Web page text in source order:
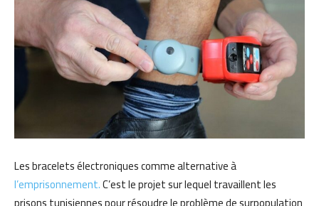
Les bracelets électroniques comme alternative à
l’emprisonnement.C’est le projet sur lequel travaillent les